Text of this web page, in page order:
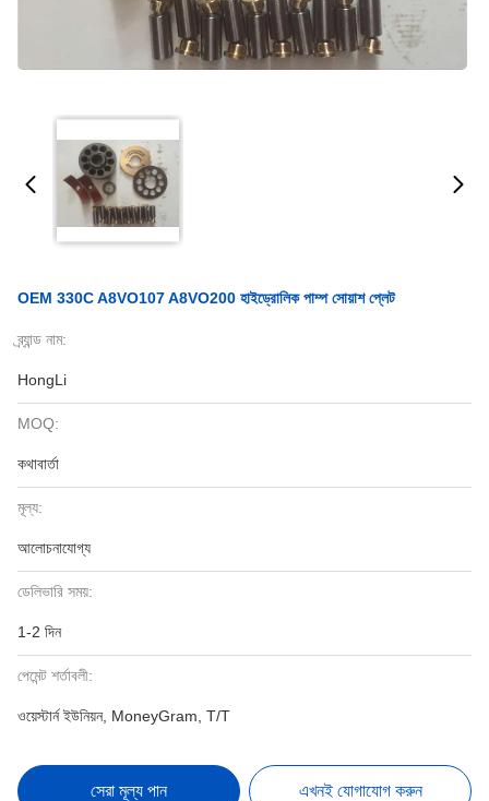
OEM 330C A8VO107 A8VO200 হাইড্রোলিক পাম্প সোয়াশ প্লেট
ব্র্যান্ড নাম:
HongLi
MOQ:
কথাবার্তা
মূল্য:
আলোচনাযোগ্য
ডেলিভারি সময়:
1-2 দিন
পেমেন্ট শর্তাবলী:
ওয়েস্টার্ন ইউনিয়ন, MoneyGram, T/T
সেরা মূল্য পান এখনই যোগাযোগ করুন